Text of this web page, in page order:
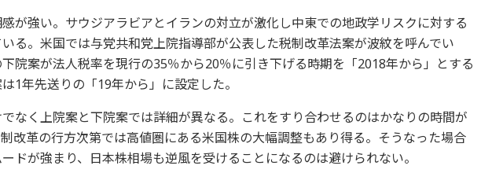
が強い。サウジアラビアとイランの対立が激化し中東での地政学リスクに対する
る。米国では与党共和党上院指導部が公表した税制改革法案が波紋を呼んでい
院案が法人税率を現行の35％から20％に引き下げる時期を「2018年から」とする
1年先送りの「19年から」に設定した。
なく上院案と下院案では詳細が異なる。これをすり合わせるのはかなりの時間が
改革の行方次第では高値圏にある米国株の大幅調整もあり得る。そうなった場合
ドが強まり、日本株相場も逆風を受けることになるのは避けられない。